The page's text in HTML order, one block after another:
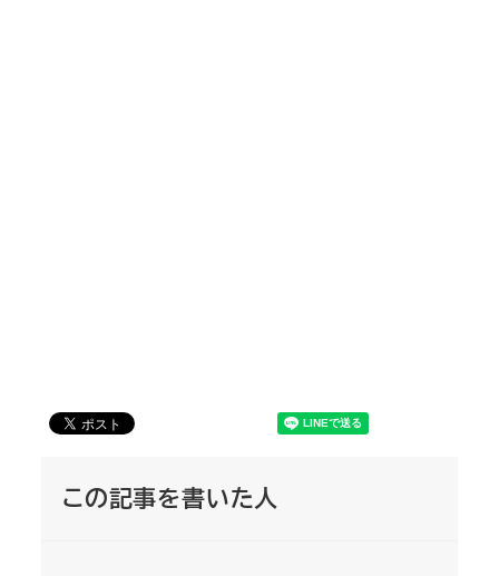
この記事を書いた人